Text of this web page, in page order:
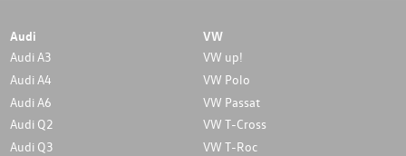
Audi
Audi A3
Audi A4
Audi A6
Audi Q2
Audi Q3
VW
VW up!
VW Polo
VW Passat
VW T-Cross
VW T-Roc